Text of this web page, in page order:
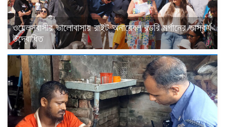
ওয়েলসবাসীর ভালোবাসায় রাইট অনারেবল রডরি মর্গানের ভাস্কর্য
উদ্বোধিত